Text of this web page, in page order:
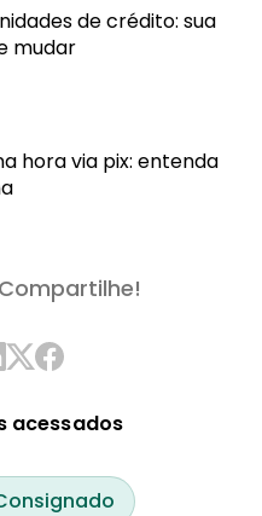
de crédito: sua
mudar
hora via pix: entenda
acessados